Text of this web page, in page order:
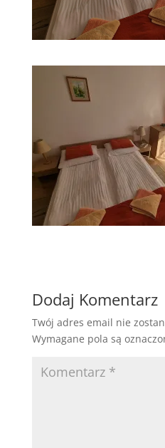
Dodaj Komentarz
Twój adres email nie
Wymagane pola są